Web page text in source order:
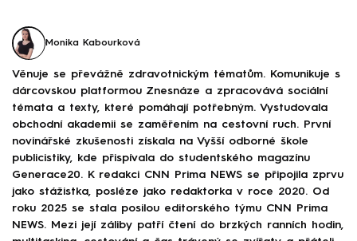
Monika Kabourková
Věnuje se převážně zdravotnickým tématům. Komunikuje s
dárcovskou platformou Znesnáze a zpracovává sociální
témata a texty, které pomáhají potřebným. Vystudovala
obchodní akademii se zaměřením na cestovní ruch. První
novinářské zkušenosti získala na Vyšší odborné škole
publicistiky, kde přispívala do studentského magazínu
Generace20. K redakci CNN Prima NEWS se připojila zprvu
jako stážistka, posléze jako redaktorka v roce 2020. Od
roku 2025 se stala posilou editorského týmu CNN Prima
NEWS. Mezi její záliby patří čtení do brzkých ranních hodin,